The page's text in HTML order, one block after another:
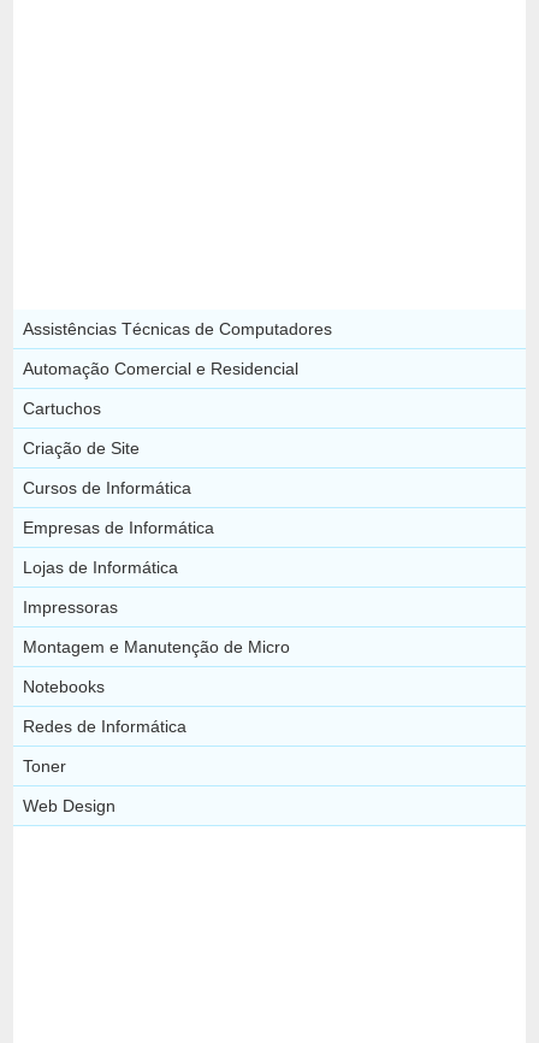
Assistências Técnicas de Computadores
Automação Comercial e Residencial
Cartuchos
Criação de Site
Cursos de Informática
Empresas de Informática
Lojas de Informática
Impressoras
Montagem e Manutenção de Micro
Notebooks
Redes de Informática
Toner
Web Design